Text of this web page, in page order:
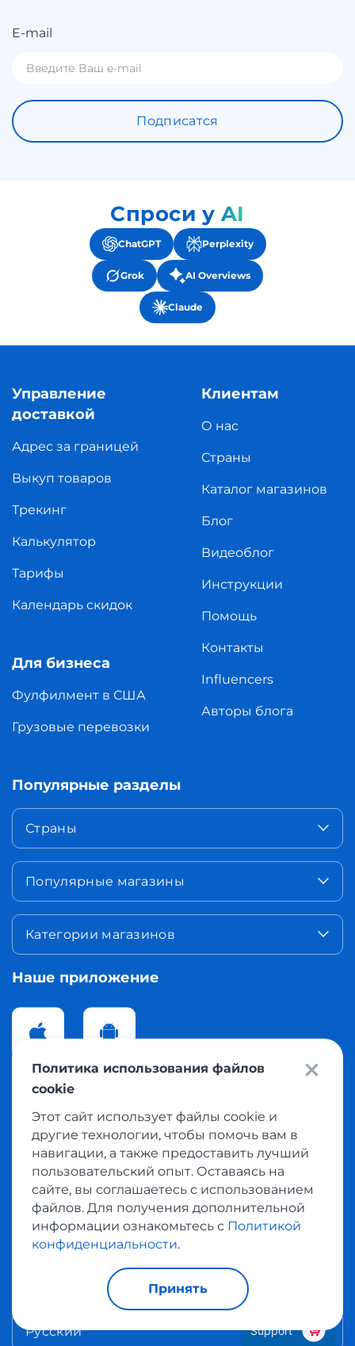
E-mail
Подписатся
Спроси у AI
ChatGPT Perplexity
Grok AI Overviews
Claude
Управление
доставкой
Адрес за границей
Выкуп товаров
Трекинг
Калькулятор
Тарифы
Календарь скидок
Для бизнеса
Фулфилмент в США
Грузовые перевозки
Клиентам
О нас
Страны
Каталог магазинов
Блог
Видеоблог
Инструкции
Помощь
Контакты
Influencers
Авторы блога
Популярные разделы
Страны
Популярные магазины
Категории магазинов
Наше приложение
App Store Google Play
Сменить страну
Вы можете изменить страну и изучить
содержимое сайта для другого региона.
Ukraine
Изменить язык
Русский
Политика использования файлов
cookie
Этот сайт использует файлы cookie и
другие технологии, чтобы помочь вам в
навигации, а также предоставить лучший
пользовательский опыт. Оставаясь на
сайте, вы соглашаетесь с использованием
файлов. Для получения дополнительной
информации ознакомьтесь с Политикой
конфиденциальности.
Принять
Support